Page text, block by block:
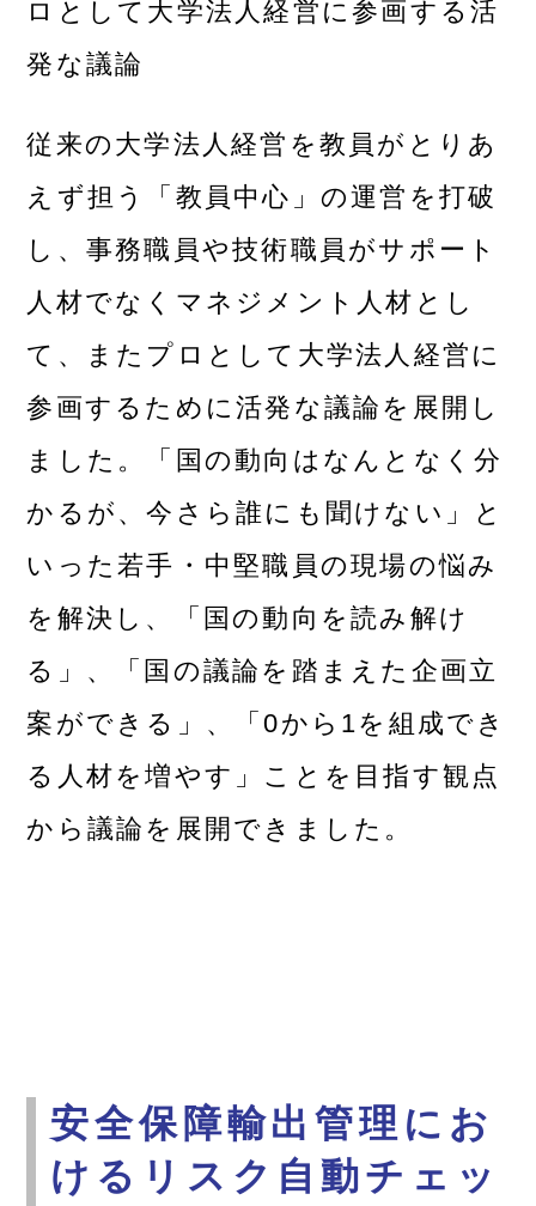
ロとして大学法人経営に参画する活
発な議論
従来の大学法人経営を教員がとりあ
えず担う「教員中心」の運営を打破
し、事務職員や技術職員がサポート
人材でなくマネジメント人材とし
て、またプロとして大学法人経営に
参画するために活発な議論を展開し
ました。「国の動向はなんとなく分
かるが、今さら誰にも聞けない」と
いった若手・中堅職員の現場の悩み
を解決し、「国の動向を読み解け
る」、「国の議論を踏まえた企画立
案ができる」、「0から1を組成でき
る人材を増やす」ことを目指す観点
から議論を展開できました。
安全保障輸出管理にお
けるリスク自動チェッ